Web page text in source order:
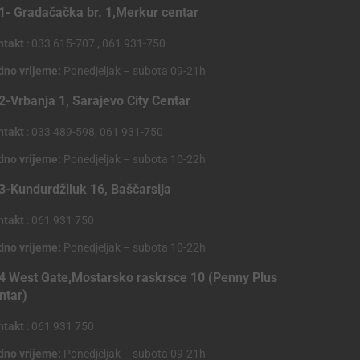
Gradačačka br. 1,Merkur centar
: 033 615-707 , 061 931-750
vrijeme: Ponedjeljak – subota 09-21h
Vrbanja 1, Sarajevo City Centar
: 033 489-598, 061 931-750
vrijeme: Ponedjeljak – subota 10-22h
Kundurdžiluk 16, Baščarsija
: 061 931 750
vrijeme: Ponedjeljak – subota 10-22h
West Gate,Mostarsko raskrsce 10 (Penny Plus
: 061 931 750
vrijeme: Ponedjeljak – subota 09-21h